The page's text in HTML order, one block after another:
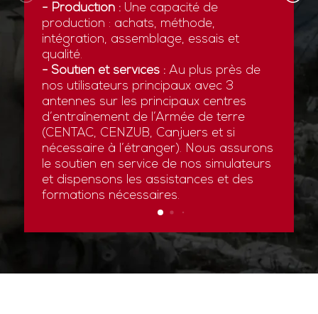
- Production :Une capacité de
production : achats, méthode,
intégration, assemblage, essais et
qualité.
- Soutien et services :Au plus près de
nos utilisateurs principaux avec 3
antennes sur les principaux centres
d’entraînement de l’Armée de terre
(CENTAC, CENZUB, Canjuers et si
nécessaire à l’étranger). Nous assurons
le soutien en service de nos simulateurs
et dispensons les assistances et des
formations nécessaires.